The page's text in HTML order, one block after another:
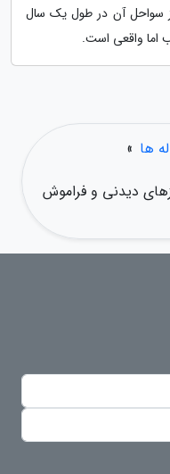
از سواحل آن در طول یک سال
اما واقعی است.
ها »
دیدنی و فراموش